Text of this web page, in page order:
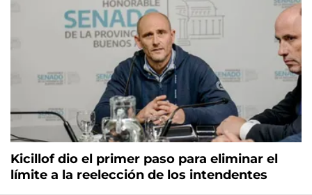
Kicillof dio el primer paso para eliminar el
límite a la reelección de los intendentes